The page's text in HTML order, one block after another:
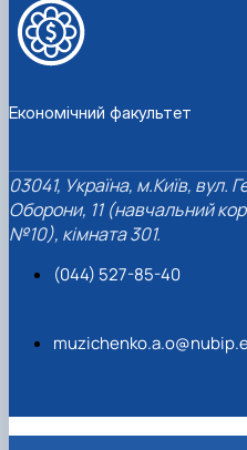
Економічний факультет
03041, Україна, м.Київ, вул.
Оборони, 11 (навчальний
№10), кімната 301.
(044) 527-85-40